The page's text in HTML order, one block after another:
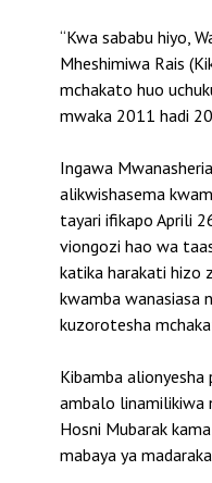
“Kwa sababu hiyo,
Mheshimiwa Rais
mchakato huo
mwaka 2011 hadi
Ingawa
alikwishasema
tayari ifikapo Aprili
viongozi hao wa
katika harakati hizo
kwamba wanasiasa
kuzorotesha
Kibamba alionyesha
ambalo linamilikiwa
Hosni Mubarak
mabaya ya